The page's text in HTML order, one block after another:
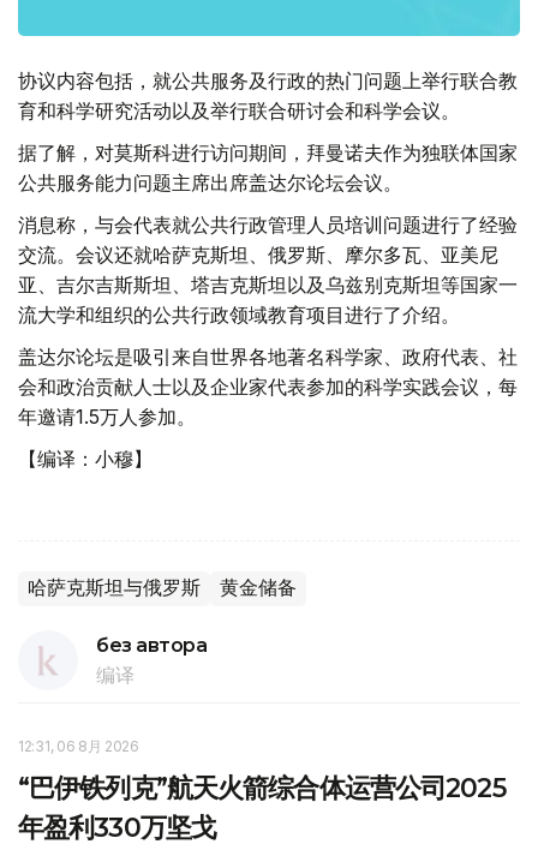
协议内容包括，就公共服务及行政的热门问题上举行联合教
育和科学研究活动以及举行联合研讨会和科学会议。
据了解，对莫斯科进行访问期间，拜曼诺夫作为独联体国家
公共服务能力问题主席出席盖达尔论坛会议。
消息称，与会代表就公共行政管理人员培训问题进行了经验
交流。会议还就哈萨克斯坦、俄罗斯、摩尔多瓦、亚美尼
亚、吉尔吉斯斯坦、塔吉克斯坦以及乌兹别克斯坦等国家一
流大学和组织的公共行政领域教育项目进行了介绍。
盖达尔论坛是吸引来自世界各地著名科学家、政府代表、社
会和政治贡献人士以及企业家代表参加的科学实践会议，每
年邀请1.5万人参加。
【编译：小穆】
哈萨克斯坦与俄罗斯 黄金储备
без автора
编译
12:31, 06 8月 2026
“巴伊铁列克”航天火箭综合体运营公司2025
年盈利330万坚戈